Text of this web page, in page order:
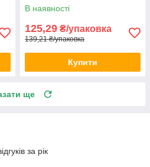
В наявності
125,29 ₴/упаковка
139,21 ₴/упаковка
Купити
ще
за рік